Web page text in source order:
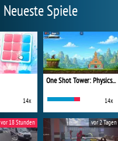
Neueste Spiele
14x
One Shot Tower: Physics Destroyer
14x
vor 18 Stunden vor 2 Tagen